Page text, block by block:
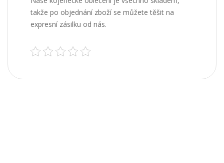
takže po objednání zboží se můžete těšit na
expresní zásilku od nás.